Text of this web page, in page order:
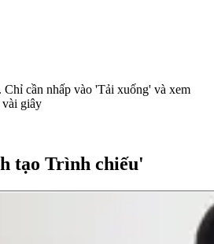
Chỉ cần nhấp vào 'Tải xuống' và xem
vài giây
tạo Trình chiếu'